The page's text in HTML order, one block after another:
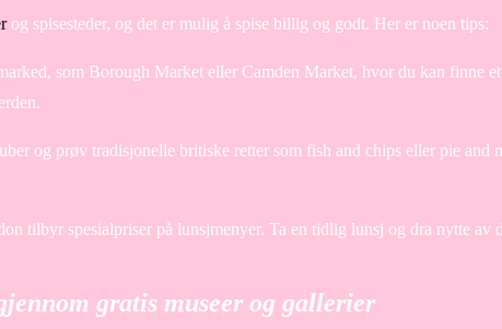
og spisesteder, og det er mulig å spise billig og godt. Her er noen tips:
som Borough Market eller Camden Market, hvor du kan finne
og prøv tradisjonelle britiske retter som fish and chips eller pie and
tilbyr spesialpriser på lunsjmenyer. Ta en tidlig lunsj og dra nytte av
gratis museer og gallerier